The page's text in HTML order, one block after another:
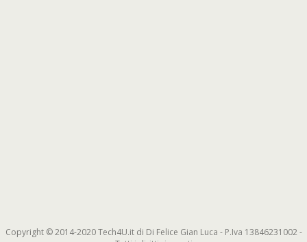
Copyright © 2014-2020 Tech4U.it di Di Felice Gian Luca - P.Iva 13846231002 -